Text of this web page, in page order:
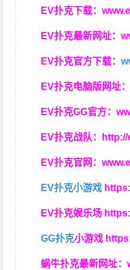
EV扑克下载：
EV扑克最新网址：
EV扑克官方下载：
EV扑克电脑版网址
EV扑克GG官方：
EV扑克战队：
EV扑克官网：
EV扑克小游戏
EV扑克娱乐场
GG扑克小游戏
蜗牛扑克最新网址：